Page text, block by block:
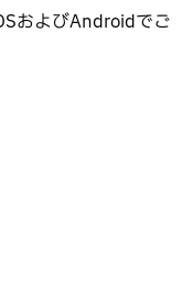
およびAndroidでご